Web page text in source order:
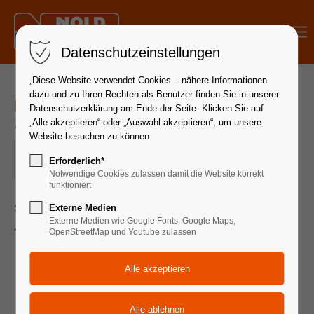
Hydraulik - Aufbau | 26. - 27. Juni
2025
ORT: 72649 WOLFSCHLUGEN
Seminardauer 2 Tage
Themen:
Die Hydraulikflüssigkeit im System
Flüssigkeitenvergleich von mineralisch, schwer
entflammbar und biologisch
Auswirkung von Schmutz in Hydraulikanlagen
Datenschutzeinstellungen
„Diese Website verwendet Cookies – nähere Informationen
dazu und zu Ihren Rechten als Benutzer finden Sie in unserer
Datenschutzerklärung am Ende der Seite. Klicken Sie auf
„Alle akzeptieren“ oder „Auswahl akzeptieren“, um unsere
Website besuchen zu können.
Erforderlich*
Notwendige Cookies zulassen damit die Website korrekt
funktioniert
Externe Medien
Externe Medien wie Google Fonts, Google Maps,
OpenStreetMap und Youtube zulassen